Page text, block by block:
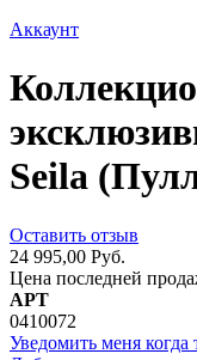
Аккаунт
Seila
Оставить отзыв
24 995,00 Руб.
Цена последней
АРТ
0410072
Уведомить меня когда